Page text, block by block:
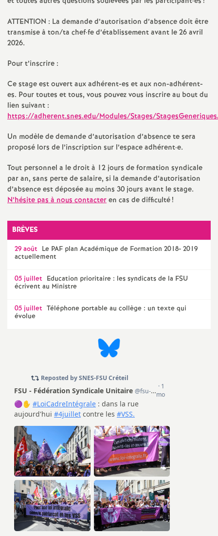
e
E
n
s
e
i
g
n
e
m
e
d
e
S
e
c
o
ATTENTION : La demande d’autorisation d’absence doit être
transmise à ton/ta chef·fe d’établissement avant le 26 avril
2026.
Pour t’inscrire :
Ce stage est ouvert aux adhérent-es et aux non-adhérent-
es. Pour toutes et tous, vous pouvez vous inscrire au bout du
lien suivant :
https://adherent.snes.edu/Modules/Stages/
Un modèle de demande d’autorisation d’absence te sera
proposé lors de l’inscription sur l’espace adhérent·e.
Tout personnel a le droit à 12 jours de formation syndicale
par an, sans perte de salaire, si la demande d’autorisation
d’absence est déposée au moins 30 jours avant le stage.
N’hésite pas à nous contacteren cas de difficulté!
BRÈVES
29 août Le PAF plan Académique de Formation 2018- 2019
actuellement
05 juillet Education prioritaire : les syndicats de la FSU
écrivent au Ministre
05 juillet Téléphone portable au collège : un texte qui
évolue